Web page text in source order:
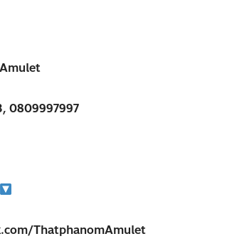
0809997997
ThatphanomAmulet